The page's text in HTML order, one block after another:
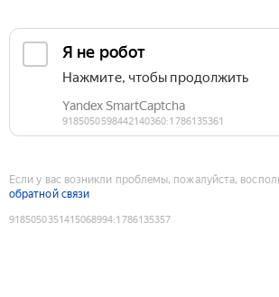
Если у вас возникли проблемы, пожалуйста,
обратной связи
9185050351415068994:1786135357